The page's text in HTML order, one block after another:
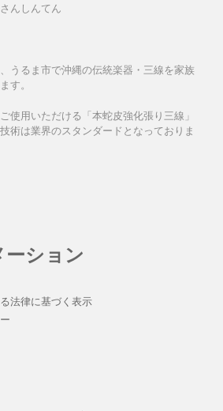
んしんてん
うるま市で沖縄の伝統楽器・三線を家族
す。
使用いただける「本蛇皮強化張り三線」
術は業界のスタンダードとなっておりま
ション
法律に基づく表示